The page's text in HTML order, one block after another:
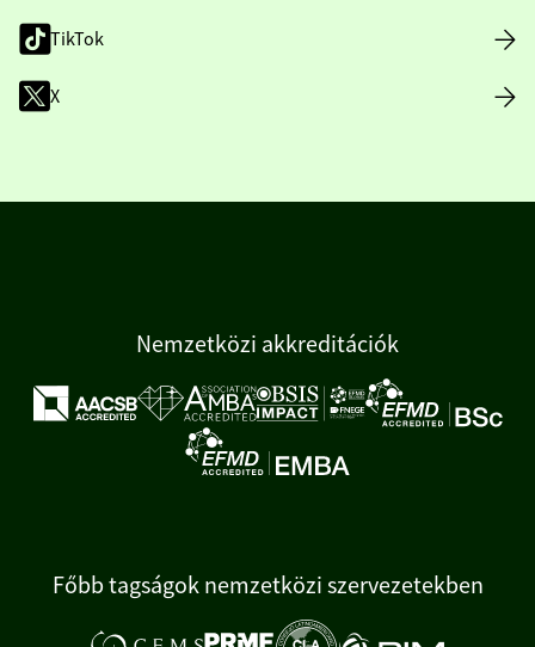
TikTok
X
Nemzetközi akkreditációk
Főbb tagságok nemzetközi szervezetekben